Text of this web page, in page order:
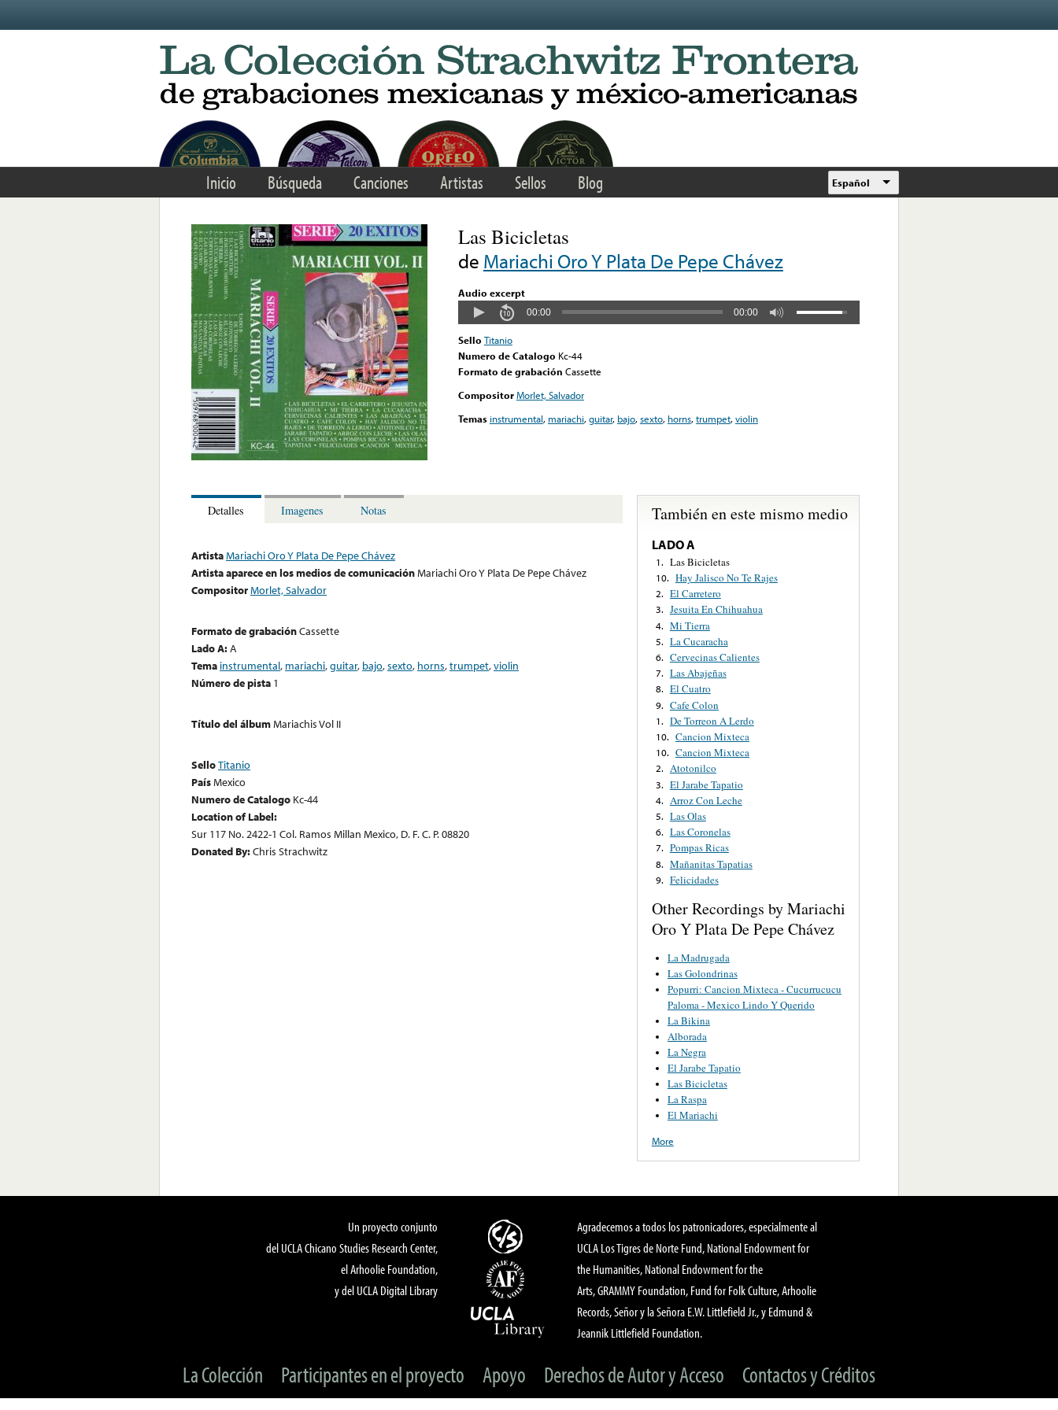
Inicio Búsqueda Canciones Artistas Sellos Blog Español
Las Bicicletas
de Mariachi Oro Y Plata De Pepe Chávez
Audio excerpt
00:00 00:00
Sello Titanio
Numero de Catalogo Kc-44
Formato de grabación Cassette
CompositorMorlet, Salvador
Temas instrumental, mariachi,guitar, bajo,sexto, horns,trumpet,violin
Detalles Imagenes Notas
ArtistaMariachi Oro Y Plata De Pepe Chávez
Artista aparece en los medios de comunicaciónMariachi Oro Y Plata De Pepe Chávez
CompositorMorlet, Salvador
Formato de grabaciónCassette
Lado A:A
Tema instrumental, mariachi,guitar, bajo,sexto, horns,trumpet,violin
Número de pista 1
Título del álbumMariachis Vol II
SelloTitanio
PaísMexico
Numero de Catalogo Kc-44
Location of Label:
Sur 117 No. 2422-1 Col. Ramos Millan Mexico, D. F. C. P. 08820
Donated By:Chris Strachwitz
También en este mismo medio
LADO A
1. Las Bicicletas
10. Hay Jalisco No Te Rajes
2. El Carretero
3. Jesuita En Chihuahua
4. Mi Tierra
5. La Cucaracha
6. Cervecinas Calientes
7. Las Abajeñas
8. El Cuatro
9. Cafe Colon
1. De Torreon A Lerdo
10. Cancion Mixteca
10. Cancion Mixteca
2. Atotonilco
3. El Jarabe Tapatio
4. Arroz Con Leche
5. Las Olas
6. Las Coronelas
7. Pompas Ricas
8. Mañanitas Tapatias
9. Felicidades
Other Recordings by Mariachi
Oro Y Plata De Pepe Chávez
La Madrugada
Las Golondrinas
Popurri: Cancion Mixteca - Cucurrucucu
Paloma - Mexico Lindo Y Querido
La Bikina
Alborada
La Negra
El Jarabe Tapatio
Las Bicicletas
La Raspa
El Mariachi
More
Un proyecto conjunto
del UCLA Chicano Studies Research Center,
el Arhoolie Foundation,
y del UCLA Digital Library
Agradecemos a todos los patronicadores, especialmente al
UCLA Los Tigres de Norte Fund, National Endowment for
the Humanities, National Endowment for the
Arts, GRAMMY Foundation, Fund for Folk Culture, Arhoolie
Records, Señor y la Señora E.W. Littlefield Jr., y Edmund &
Jeannik Littlefield Foundation.
La Colección Participantes en el proyecto Apoyo Derechos de Autor y Acceso Contactos y Créditos